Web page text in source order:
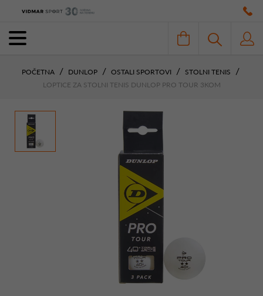
POČETNA DUNLOP OSTALI SPORTOVI
STOLNI TENIS
LOPTICE ZA STOLNI TENIS DUNLOP PRO TOUR 3KOM